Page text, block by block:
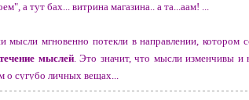
а тут бах... витрина магазина.. а та...аам! ...
мысли мгновенно потекли в направлении, котором
мыслей. Это значит, что мысли изменчивы
о сугубо личных вещах...